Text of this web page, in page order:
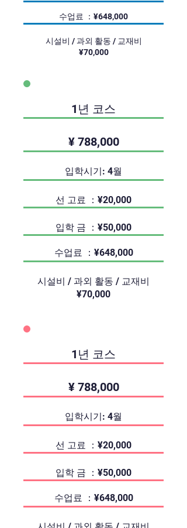
수업료 ：¥648,000
시설비 / 과외 활동 / 교재비
¥70,000
1년 코스
¥ 788,000
입학시기: 4월
선 고료 ：¥20,000
입학 금 ：¥50,000
수업료 ：¥648,000
시설비 / 과외 활동 / 교재비
¥70,000
1년 코스
¥ 788,000
입학시기: 4월
선 고료 ：¥20,000
입학 금 ：¥50,000
수업료 ：¥648,000